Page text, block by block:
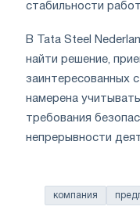
стабильности
В Tata Steel
найти решение,
заинтересованных
намерена
требования
непрерывности
компания